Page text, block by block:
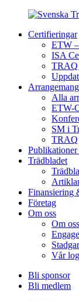
Certifieringar
ETW
ISA
TRAQ
Arrangemang
Alla
ETW-
SM i
TRAQ
Trädbladet
Finansiering
Företag
Om oss
Om oss
Stadgar
Vår
Bli sponsor
Bli medlem